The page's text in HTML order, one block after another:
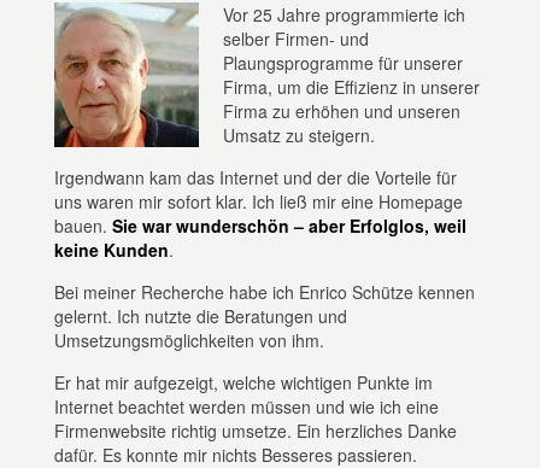
Vor 25 Jahre programmierte ich
selber Firmen- und
Plaungsprogramme für unserer
Firma, um die Effizienz in unserer
Firma zu erhöhen und unseren
Umsatz zu steigern.
Irgendwann kam das Internet und der die Vorteile für
uns waren mir sofort klar. Ich ließ mir eine Homepage
bauen.Sie war wunderschön – aber Erfolglos, weil
keine Kunden.
Bei meiner Recherche habe ich Enrico Schütze kennen
gelernt. Ich nutzte die Beratungen und
Umsetzungsmöglichkeiten von ihm.
Er hat mir aufgezeigt, welche wichtigen Punkte im
Internet beachtet werden müssen und wie ich eine
Firmenwebsite richtig umsetze. Ein herzliches Danke
dafür. Es konnte mir nichts Besseres passieren.